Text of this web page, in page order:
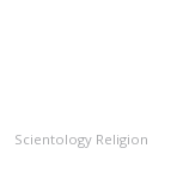
Scientology Religion